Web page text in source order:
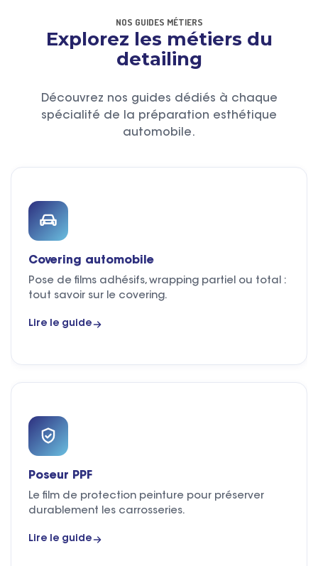
NOS GUIDES MÉTIERS
Explorez les métiers du
detailing
Découvrez nos guides dédiés à chaque
spécialité de la préparation esthétique
automobile.
Covering automobile
Pose de films adhésifs, wrapping partiel ou total :
tout savoir sur le covering.
Lire le guide
Poseur PPF
Le film de protection peinture pour préserver
durablement les carrosseries.
Lire le guide